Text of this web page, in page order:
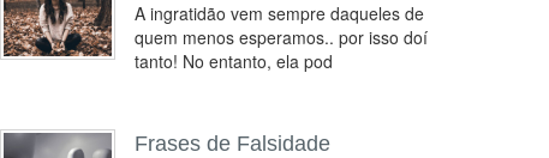
A ingratidão vem sempre daqueles de
quem menos esperamos.. por isso doí
tanto! No entanto, ela pod
Frases de Falsidade